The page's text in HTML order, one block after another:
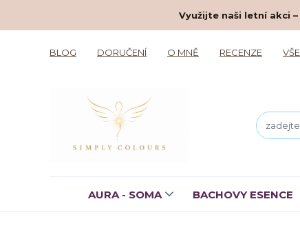
Využijte naši letní akci
BLOG DORUČENÍ O MNĚ RECENZE
AURA - SOMA BACHOVY ESENCE